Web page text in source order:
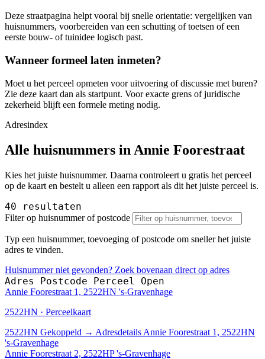
Deze straatpagina helpt vooral bij snelle orientatie: vergelijken van
huisnummers, voorbereiden van een schutting of toetsen of een
eerste bouw- of tuinidee logisch past.
Wanneer formeel laten inmeten?
Moet u het perceel opmeten voor uitvoering of discussie met buren?
Zie deze kaart dan als startpunt. Voor exacte grens of juridische
zekerheid blijft een formele meting nodig.
Adresindex
Alle huisnummers in Annie Foorestraat
Kies het juiste huisnummer. Daarna controleert u gratis het perceel
op de kaart en bestelt u alleen een rapport als dit het juiste perceel is.
40 resultaten
Filter op huisnummer of postcode
Typ een huisnummer, toevoeging of postcode om sneller het juiste
adres te vinden.
Huisnummer niet gevonden? Zoek bovenaan direct op adres
Adres Postcode Perceel Open
Annie Foorestraat 1, 2522HN 's-Gravenhage
2522HN · Perceelkaart
2522HN Gekoppeld → Adresdetails Annie Foorestraat 1, 2522HN
's-Gravenhage
Annie Foorestraat 2, 2522HP 's-Gravenhage